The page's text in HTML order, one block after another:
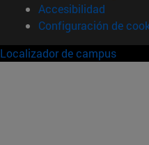
Accesibilidad
Configuración de
Localizador de campus